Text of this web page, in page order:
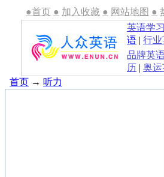
●首页 ● 加入收藏 ● 网站地图 ●
英语学习
语 | 行
品牌英
历 | 奥
首页 → 听力